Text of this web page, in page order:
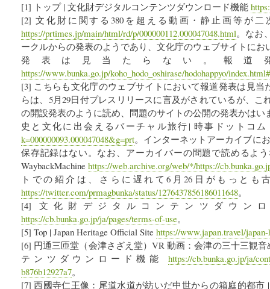
[1] トップ | 文化財デジタルコンテンツダウンロード機能
[2] 文化財に関する380を超える動画・静止画等が二
https://prtimes.jp/main/html/rd/p/000000112.000047048.html。なお
ークルからの発表のようであり、文化庁のウェブサイトに
発表は見当たらない。報道
https://www.bunka.go.jp/koho_hodo_oshirase/hodohappyo/
[3] こちらも文化庁のウェブサイトにおいて報道発表は見当
らは、5月29日付プレスリリースに言及がされているが、こ
の開設発表のように読め、問題のサイトの公開の発表かはい
史と文化に出会えるバーチャル旅行| 時事ドットコ
k=000000093.000047048&g=prt。インターネットアーカイブに
保存記録はない。なお、アーカイバーの問題で読めるよ
WaybackMachinehttps://web.archive.org/web/*/https://
トでの紹介は、さらに遅れて6月26日がもっとも
https://twitter.com/prmagbunka/status/1276437856186011648。
[4] 文化財デジタルコンテンツダウン
https://cb.bunka.go.jp/ja/pages/terms-of-use。
[5] Top | Japan Heritage Official Site https://www.japan.travel/
[6] 円通三匝堂（会津さざえ堂）VR 動画：会津の三十三観
テンツダウンロード機能 https://cb.bunka.go.jp/ja/
b876b12927a7。
[7] 西國寺仁王像：尾道水道が紡いだ中世からの箱庭的都市